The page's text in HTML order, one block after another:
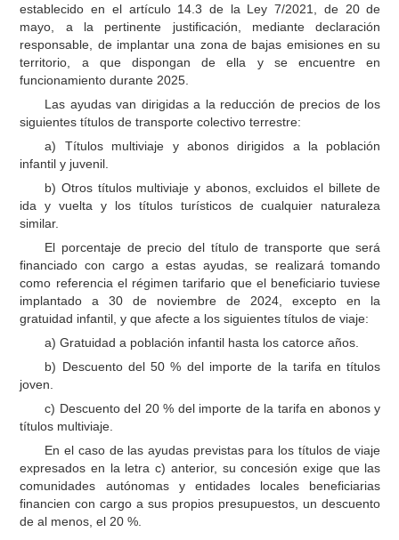
establecido en el artículo 14.3 de la Ley 7/2021, de 20 de
mayo, a la pertinente justificación, mediante declaración
responsable, de implantar una zona de bajas emisiones en su
territorio, a que dispongan de ella y se encuentre en
funcionamiento durante 2025.
Las ayudas van dirigidas a la reducción de precios de los
siguientes títulos de transporte colectivo terrestre:
a) Títulos multiviaje y abonos dirigidos a la población
infantil y juvenil.
b) Otros títulos multiviaje y abonos, excluidos el billete de
ida y vuelta y los títulos turísticos de cualquier naturaleza
similar.
El porcentaje de precio del título de transporte que será
financiado con cargo a estas ayudas, se realizará tomando
como referencia el régimen tarifario que el beneficiario tuviese
implantado a 30 de noviembre de 2024, excepto en la
gratuidad infantil, y que afecte a los siguientes títulos de viaje:
a) Gratuidad a población infantil hasta los catorce años.
b) Descuento del 50 % del importe de la tarifa en títulos
joven.
c) Descuento del 20 % del importe de la tarifa en abonos y
títulos multiviaje.
En el caso de las ayudas previstas para los títulos de viaje
expresados en la letra c) anterior, su concesión exige que las
comunidades autónomas y entidades locales beneficiarias
financien con cargo a sus propios presupuestos, un descuento
de al menos, el 20 %.